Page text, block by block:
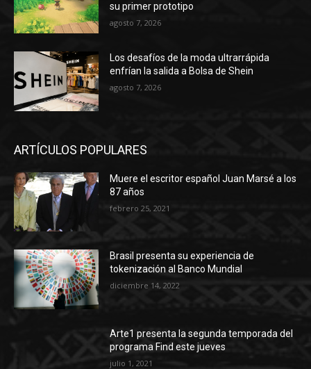
su primer prototipo
agosto 7, 2026
Los desafíos de la moda ultrarrápida
enfrían la salida a Bolsa de Shein
agosto 7, 2026
ARTÍCULOS POPULARES
Muere el escritor español Juan Marsé a los
87 años
febrero 25, 2021
Brasil presenta su experiencia de
tokenización al Banco Mundial
diciembre 14, 2022
Arte1 presenta la segunda temporada del
programa Find este jueves
julio 1, 2021